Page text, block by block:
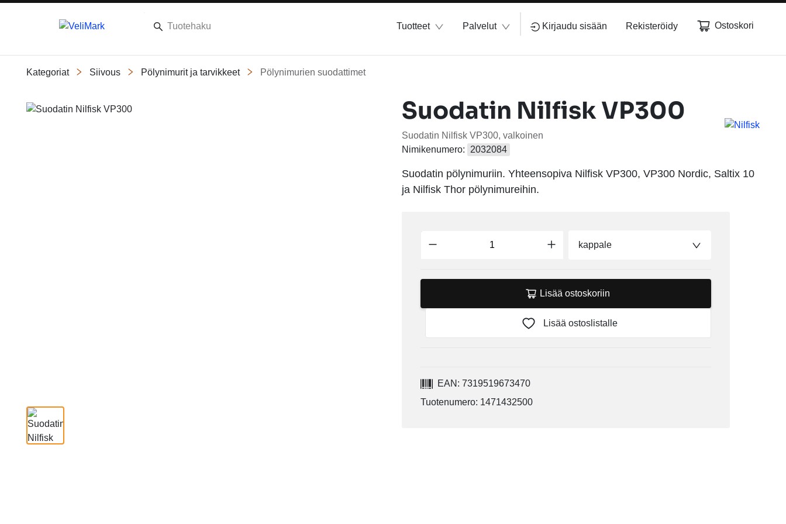
Tuotteet Palvelut Kirjaudu sisään Rekisteröidy Ostoskori
Kategoriat Siivous Pölynimurit ja tarvikkeet Pölynimurien suodattimet
Slide 1 of 1 Suodatin Nilfisk VP300
Suodatin Nilfisk VP300, valkoinen
Nimikenumero:
2032084
Suodatin pölynimuriin. Yhteensopiva Nilfisk VP300, VP300 Nordic, Saltix 10
ja Nilfisk Thor pölynimureihin.
kappale
Lisää ostoskoriin
Lisää ostoslistalle
EAN: 7319519673470
Tuotenumero: 1471432500